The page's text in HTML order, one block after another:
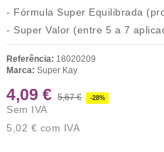
- Fórmula Super Equilibrada
- Super Valor (entre 5 a 7
Referência: 18020209
Marca: Super Kay
4,09 € 5,67 € -28%
Sem IVA
5,02 € com IVA